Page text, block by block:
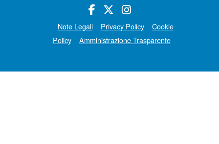
Note Legali Privacy Policy
Cookie
Policy
Amministrazione Trasparente